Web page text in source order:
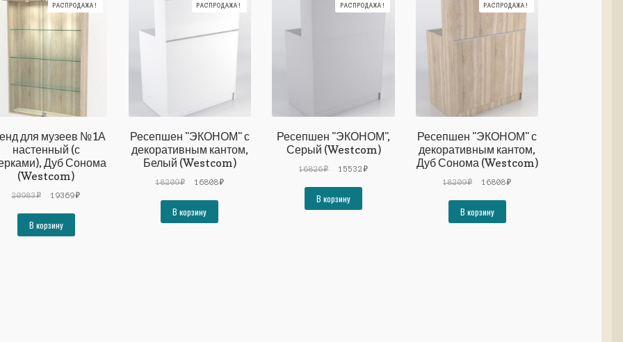
для музеев №1А
настенный (с
Дуб Сонома
(Westcom)
РАСПРОДАЖА!
20983₽
Первоначальная
20983₽.
19369₽Текущая
В корзину
Ресепшен "ЭКОНОМ" с
декоративным кантом,
Белый (Westcom)
РАСПРОДАЖА!
18209₽
Первоначальная
18209₽.
16808₽Текущая
В корзину
Ресепшен "ЭКОНОМ",
Серый (Westcom)
РАСПРОДАЖА!
16826₽
Первоначальная
16826₽.
15532₽Текущая
В корзину
Ресепшен "ЭКОНОМ" с
декоративным кантом,
Дуб Сонома (Westcom)
РАСПРОДАЖА!
18209₽
Первоначальная
18209₽.
16808₽Текущая
В корзину